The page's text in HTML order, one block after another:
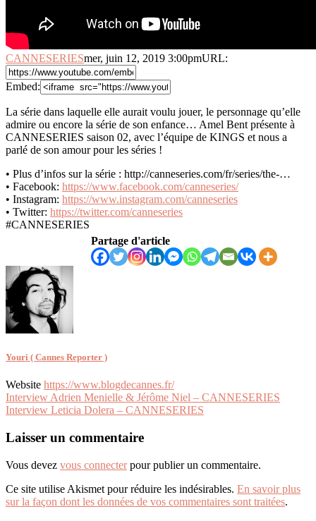
CANNESERIESmer, juin 12, 2019 3:00pmURL:
Embed:
La série dans laquelle elle aurait voulu jouer, le personnage qu’elle
admire ou encore la série de son enfance… Amel Bent présente à
CANNESERIES saison 02, avec l’équipe de KINGS et nous a
parlé de son amour pour les séries !
• Plus d’infos sur la série : http://canneseries.com/fr/series/the-…
• Facebook: https://www.facebook.com/canneseries/
• Instagram: https://www.instagram.com/canneseries
• Twitter: https://twitter.com/canneseries
#CANNESERIES
Partage d'article
Youri ( Cannes Reporter )
Website https://www.blogdecannes.fr/
Navigation
de
l’article
Interview Adrien Menielle & Jérôme Niel – CANNESERIES
Interview Leticia Dolera – CANNESERIES
Laisser un commentaire
Vous devez vous connecterpour publier un commentaire.
Ce site utilise Akismet pour réduire les indésirables. En savoir plus
sur la façon dont les données de vos commentaires sont traitées.